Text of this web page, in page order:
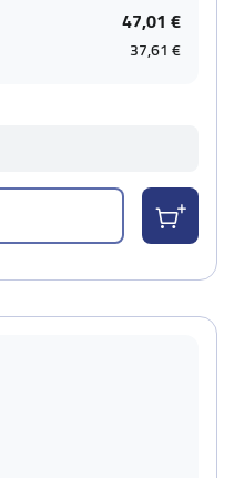
47,01 €
37,61 €